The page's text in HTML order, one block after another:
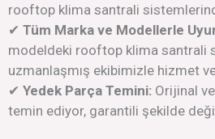
rooftop klima santrali
✔ Tüm Marka ve Modellerle
modeldeki rooftop klima santrali
uzmanlaşmış ekibimizle hizmet
✔ Yedek Parça Temini: Orijinal
temin ediyor, garantili şekilde